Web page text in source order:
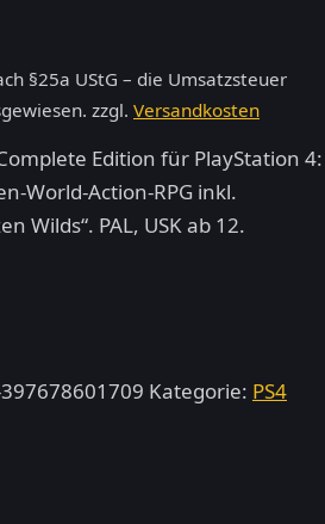
§25a UStG – die Umsatzsteuer
zzgl. Versandkosten
Edition für PlayStation 4:
World-Action-RPG inkl.
Wilds“. PAL, USK ab 12.
397678601709 Kategorie: PS4